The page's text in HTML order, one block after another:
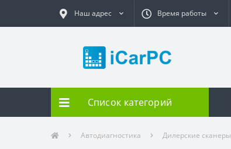
Наш адрес Время работы
Список категорий
Автодиагностика Дилерские сканеры